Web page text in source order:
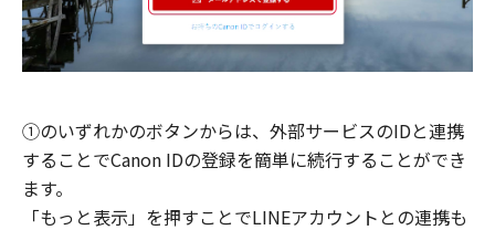
①のいずれかのボタンからは、外部サービスのIDと連携
することでCanon IDの登録を簡単に続行することができ
ます。
「もっと表示」を押すことでLINEアカウントとの連携も